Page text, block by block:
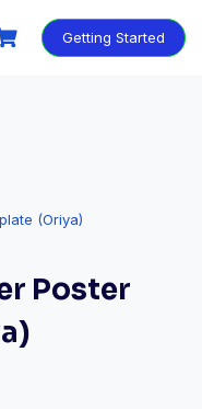
Getting Started
Poster